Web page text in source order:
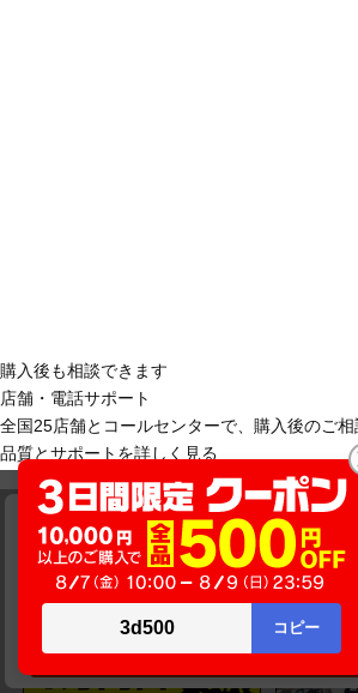
DELL Latitude 3510（第10世代CPU）
商品価格(税込)
オプション小計価格(税込)
商品合計価格(税込)
カートに入れる
購入後も相談できます
店舗・電話サポート
全国25店舗とコールセンターで、購入後のご
品質とサポートを詳しく見る
おすすめパソコン
当サイトでは利用体験の向上およびコンテ
ラフィックの分析を目的としてCookieを使用
サイトの閲覧を継続された場合、Cookieの
のといたします。
をご
承諾する